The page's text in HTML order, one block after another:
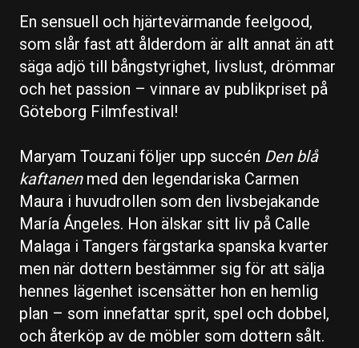
En sensuell och hjärtevärmande feelgood,
som slår fast att ålderdom är allt annat än att
säga adjö till bångstyrighet, livslust, drömmar
och het passion – vinnare av publikpriset på
Göteborg Filmfestival!
Maryam Touzani följer upp succén Den blå
kaftanenmed den legendariska Carmen
Maura i huvudrollen som den livsbejakande
María Ángeles. Hon älskar sitt liv på Calle
Malaga i Tangers färgstarka spanska kvarter
men när dottern bestämmer sig för att sälja
hennes lägenhet iscensätter hon en hemlig
plan – som innefattar sprit, spel och dobbel,
och återköp av de möbler som dottern sålt.